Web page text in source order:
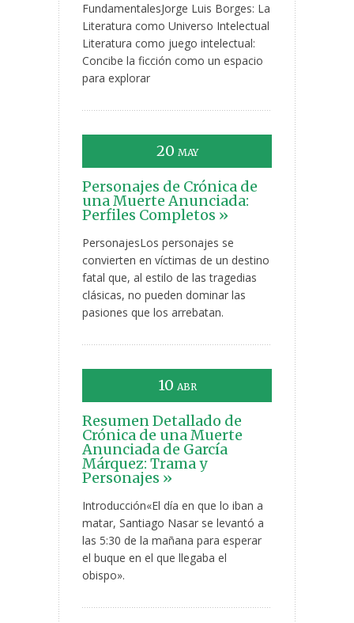
FundamentalesJorge Luis Borges: La
Literatura como Universo Intelectual
Literatura como juego intelectual:
Concibe la ficción como un espacio
para explorar
20 MAY
Personajes de Crónica de
una Muerte Anunciada:
Perfiles Completos »
PersonajesLos personajes se
convierten en víctimas de un destino
fatal que, al estilo de las tragedias
clásicas, no pueden dominar las
pasiones que los arrebatan.
10 ABR
Resumen Detallado de
Crónica de una Muerte
Anunciada de García
Márquez: Trama y
Personajes »
Introducción«El día en que lo iban a
matar, Santiago Nasar se levantó a
las 5:30 de la mañana para esperar
el buque en el que llegaba el
obispo».